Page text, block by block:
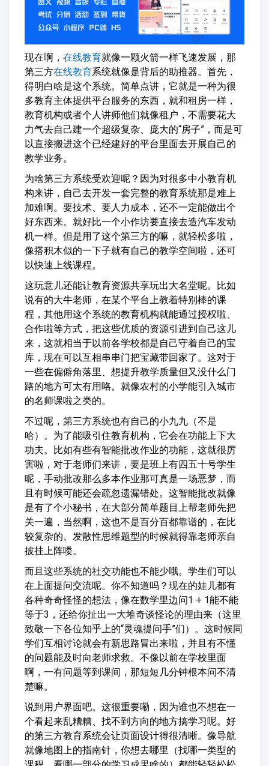
现在啊， 在线教育就像一颗火箭一样飞速发展，那
第三方在线教育系统就像是背后的助推器。首先，
得明白啥是这个系统。简单点讲，它就是一种为很
多教育主体提供平台服务的东西，就和租房一样，
教育机构或者个人讲师他们就像租户，不需要花大
力气去自己建一个超级复杂、庞大的“房子”，而是可
以直接搬进这个已经建好的平台里面去开展自己的
教学业务。
为啥第三方系统受欢迎呢？因为对很多中小教育机
构来讲，自己去开发一套完整的教育系统那是难上
加难啊。要技术、要人力成本，还不一定能做出个
好东西来。就好比一个小作坊要直接去造汽车发动
机一样。但是用了这个第三方的嘛，就轻松多啦，
像搭积木似的一下子就有自己的教学空间啦，还可
以快速上线课程。
这玩意儿还能让教育资源共享玩出大名堂呢。比如
说有的大牛老师，在某个平台上教着特别棒的课
程，其他用这个系统的教育机构就能通过授权啦、
合作啦等方式，把这些优质的资源引进到自己这儿
来，这就相当于以前各学校都是自己守着自己的宝
库，现在可以互相串串门把宝藏带回家了。这对于
一些在偏僻角落里、想提升教学质量但又没什么门
路的地方可太有用咯。就像农村的小学能引入城市
的名师课啦之类的。
不过呢，第三方系统也有自己的小九九（不是
哈）。为了能吸引住教育机构，它会在功能上下大
功夫。比如有些有智能批改作业的功能，这就很厉
害啦，对于老师们来讲，要是班上有四五十号学生
呢，手动批改那么多本作业那可真是一场恶梦，而
且有时候可能还会疏忽遗漏错处。这智能批改就像
是有了个小秘书，在大部分简单题目上帮老师先把
关一遍，当然啊，这也不是百分百都靠谱的，在比
较复杂的、发散性思维题型的时候就得靠老师亲自
披挂上阵喽。
而且这些系统的社交功能也不能少哦。学生们可以
在上面提问交流呢。你不知道吗？现在的娃儿都有
各种奇奇怪怪的想法，像在数学里边问1 + 1能不能
等于3，还给你扯出一大堆奇谈怪论的理由来（这里
致敬一下各位知乎上的“灵魂提问手”们）。这时候同
学们互相讨论就会有新思路冒出来啦，并且有不懂
的问题能及时向老师求救。不像以前在学校里面
啊，一有问题等到课间，那短短几分钟根本问不清
楚嘛。
说到用户界面吧。这很重要嘞，因为谁也不想在一
个看起来乱糟糟、找不到方向的地方搞学习呢。好
的第三方教育系统会让页面设计得很清晰。像导航
就像地图上的指南针，你想去哪里（找哪一类型的